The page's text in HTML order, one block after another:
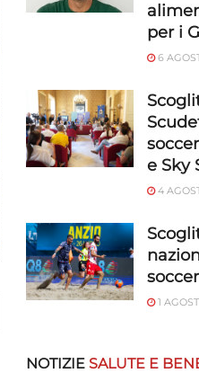
per i
6
e Sky
4
1
NOTIZIE SALUTE E